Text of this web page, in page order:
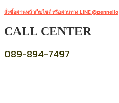
สั่งซื้อผ่านหน้าเว็บไซต์ หรือผ่านทาง LINE @pennello
CALL CENTER
089-894-7497